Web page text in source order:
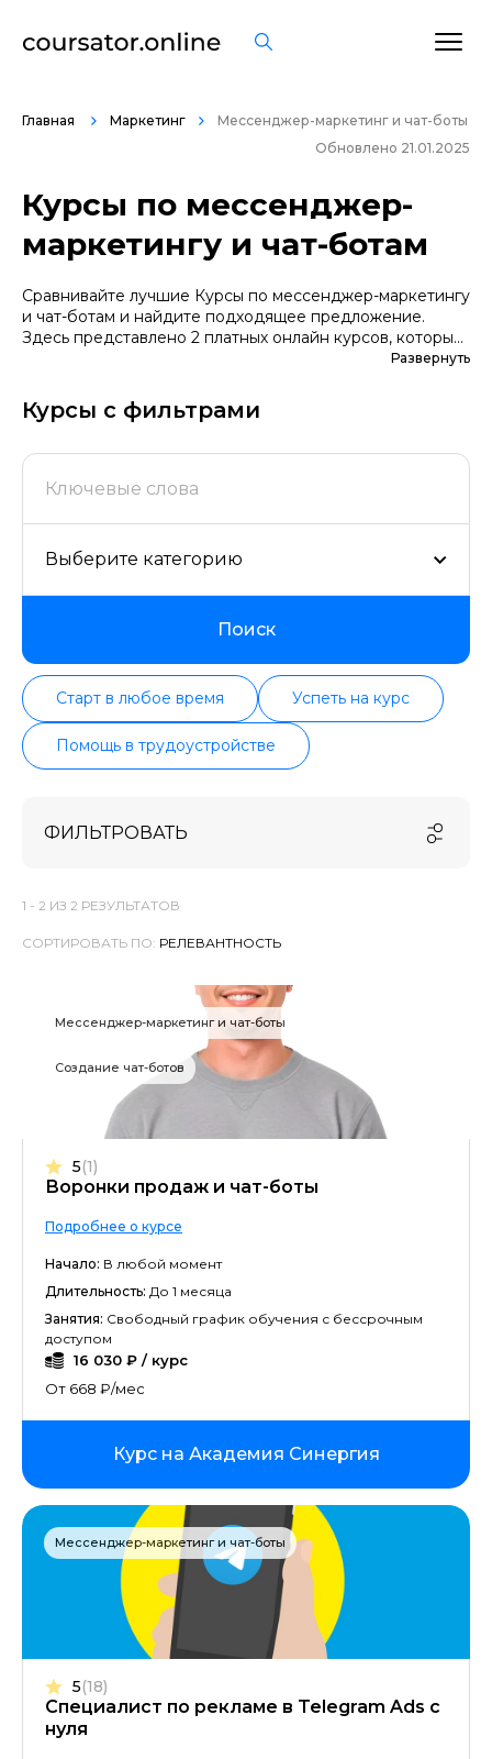
Главная Маркетинг
Мессенджер-маркетинг и чат-боты
Обновлено 21.01.2025
Курсы по мессенджер-
маркетингу и чат-ботам
Сравнивайте лучшие Курсы по мессенджер-маркетингу
и чат-ботам и найдите подходящее предложение.
Здесь представлено 2 платных онлайн курсов, которые
помогут вам стать грамотными специалистами. А если
попробуйте бесплатные варианты. Большой выбор
обучающих программ по цене, продолжительности,
поддерживаем информацию о всех курсах
проверенных школ в актуальном состоянии.
Развернуть
Курсы с фильтрами
Выберите категорию
Поиск
Старт в любое время Успеть на курс
Помощь в трудоустройстве
ФИЛЬТРОВАТЬ
1 - 2 ИЗ 2 РЕЗУЛЬТАТОВ
СОРТИРОВАТЬ ПО:
Мессенджер-маркетинг и чат-боты
Создание чат-ботов
Воронки продаж и чат-боты
5(1)
Подробнее о курсе
Начало: В любой момент
Длительность: До 1 месяца
Занятия: Свободный график обучения с бессрочным
доступом
16 030 ₽ / курс
От 668 ₽/мес
Курс на Академия Синергия
Мессенджер-маркетинг и чат-боты
Специалист по рекламе в Telegram Ads с
нуля
5(18)